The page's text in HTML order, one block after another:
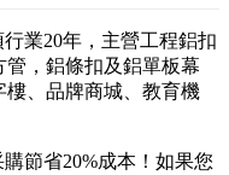
業20年，主營工程鋁扣
，鋁條扣及鋁單板幕
、品牌商城、教育機
節省20%成本！如果您